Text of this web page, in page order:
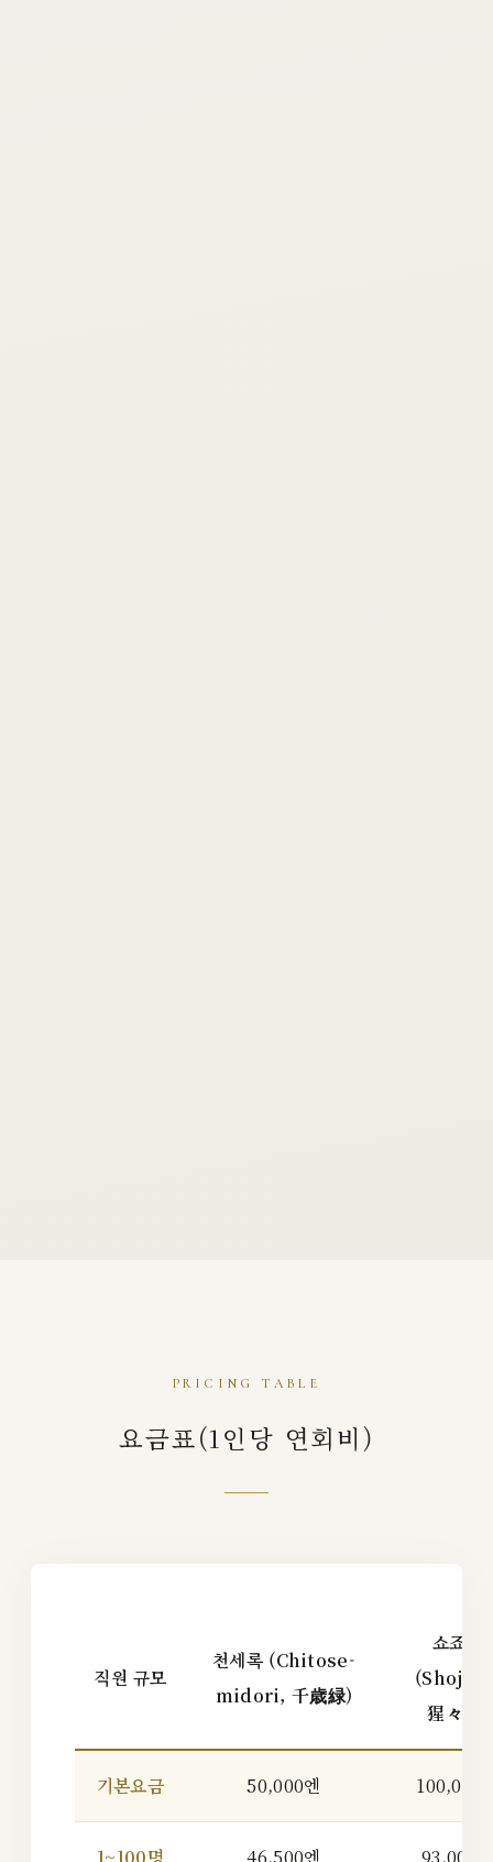
PRICING TABLE
요금표(1인당 연회비)
직원 규모
천세록 (Chitose-
midori, 千歳緑)
쇼죠히
猩々緋)
기본요금 50,000엔 100,000